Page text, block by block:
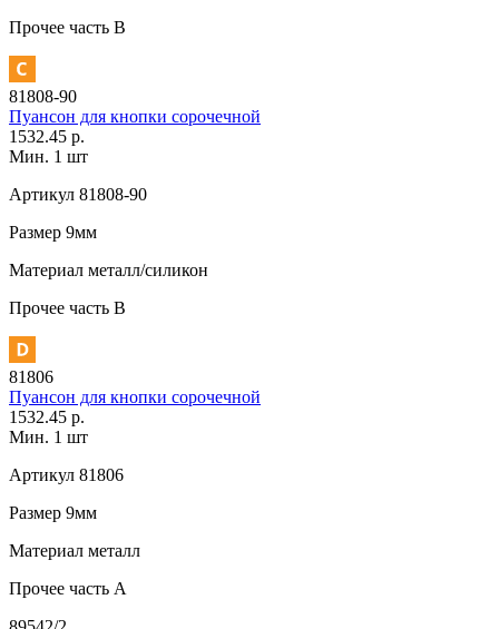
Прочее часть В
81808-90
Пуансон для кнопки сорочечной
1532.45 р.
Мин. 1 шт
Артикул 81808-90
Размер 9мм
Материал металл/силикон
Прочее часть В
81806
Пуансон для кнопки сорочечной
1532.45 р.
Мин. 1 шт
Артикул 81806
Размер 9мм
Материал металл
Прочее часть A